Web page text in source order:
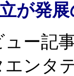
が発
ー記
ンタ